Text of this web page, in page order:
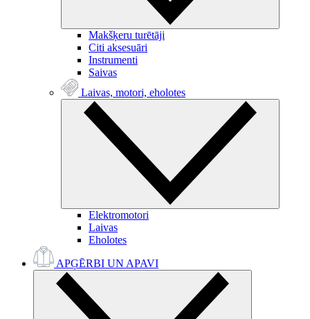
Makšķeru turētāji
Citi aksesuāri
Instrumenti
Saivas
Laivas, motori, eholotes
Elektromotori
Laivas
Eholotes
APĢĒRBI UN APAVI